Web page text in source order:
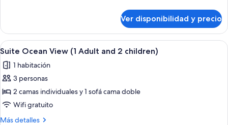
Adult
and
3
children)
Ocean
View
(1
and
3
Ver disponibilidad y precio
Ver
todas
las
fotos
de
Suite
Ocean
Habitación de hotel con cama,
5
Suite Ocean View (1 Adult and 2 children)
1 habitación
3 personas
2 camas individuales y 1 sofá cama doble
Wifi gratuito
Más detalles
Más